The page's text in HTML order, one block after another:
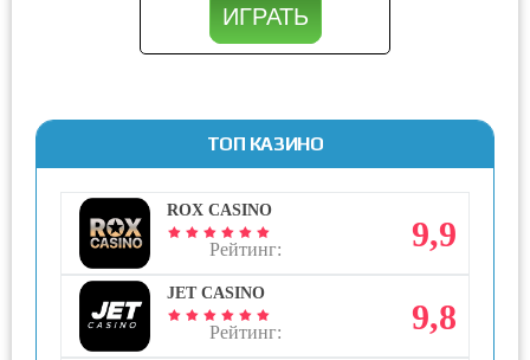
ИГРАТЬ
ТОП КАЗИНО
ROX CASINO
Рейтинг: 9,9
JET CASINO
Рейтинг: 9,8